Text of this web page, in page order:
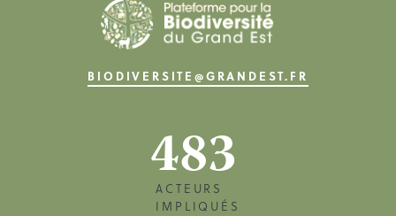
BIODIVERSITE@GRANDEST.FR
483
ACTEURS
IMPLIQUÉS